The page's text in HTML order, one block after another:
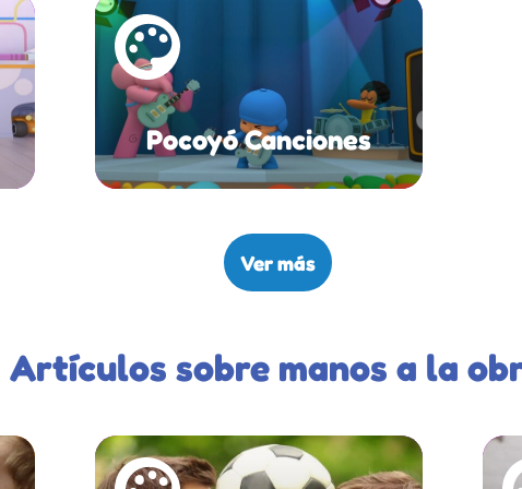
Pocoyó Canciones
Ver más
Artículos sobre manos a la